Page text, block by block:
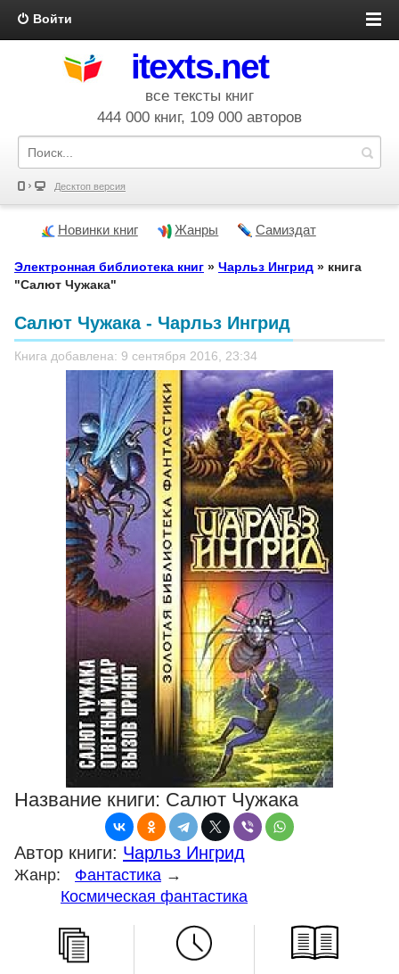
Войти
itexts.net
все тексты книг
444 000 книг, 109 000 авторов
Десктоп версия
Новинки книг Жанры Самиздат
Электронная библиотека книг » Чарльз Ингрид » книга
"Салют Чужака"
Салют Чужака - Чарльз Ингрид
Книга добавлена: 9 сентября 2016, 23:34
Название книги: Салют Чужака
Автор книги: Чарльз Ингрид
Жанр: Фантастика →
Космическая фантастика